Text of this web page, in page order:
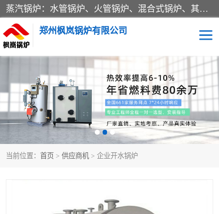
蒸汽锅炉：水管锅炉、火管锅炉、混合式锅炉、其他蒸汽锅炉； 热水锅炉：家用型集中供暖用热水锅炉、其他热水锅炉； 有机热载体锅炉； 船用蒸汽锅炉； （锅炉用辅助设备及装置）蒸汽冷凝器：表面冷凝器、混合式冷凝器、空冷式冷凝器、其他蒸汽冷凝器； 锅炉用辅助设备：节热器、蒸汽收集器、蓄能器、烟垢清除器、气体回收器、泥渣刮除器、空气预热器、其他锅炉用辅助设备；
郑州枫岚锅炉有限公司
当前位置： 首页 > 供应商机 > 企业开水锅炉